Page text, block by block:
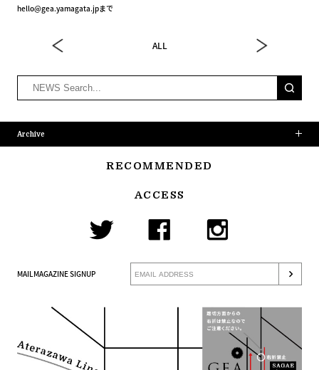
hello@gea.yamagata.jpまで
ALL
Archive
RECOMMENDED
ACCESS
MAILMAGAZINE SIGNUP